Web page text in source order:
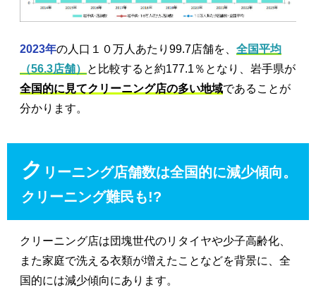
2023年の人口１０万人あたり99.7店舗を、 全国平均
（56.3店舗）
と比較すると約177.1％となり、岩手県が
全国的に見てクリーニング店の多い地域であることが
分かります。
ク リーニング店舗数は全国的に減少傾向。
クリーニング難民も!?
クリーニング店は団塊世代のリタイヤや少子高齢化、
また家庭で洗える衣類が増えたことなどを背景に、全
国的には減少傾向にあります。